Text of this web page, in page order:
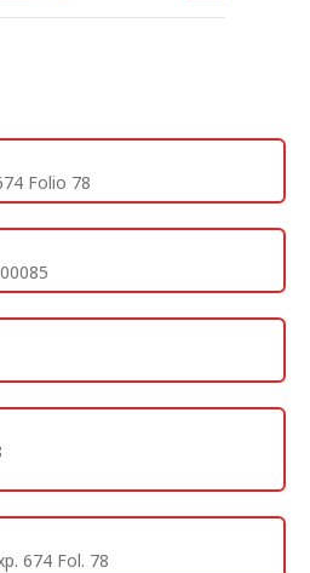
Folio 78
674 Fol. 78